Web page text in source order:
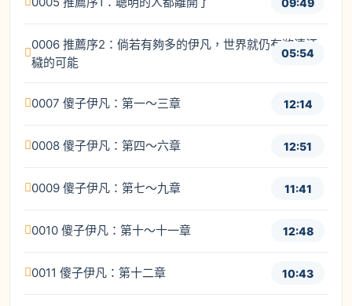
09:49
0006 推薦序2：倘若有夠多的伊凡，世界就仍有滌清汙
穢的可能
05:54
0007 傻子伊凡：第一～三章 12:14
0008 傻子伊凡：第四～六章 12:51
0009 傻子伊凡：第七～九章 11:41
0010 傻子伊凡：第十～十一章 12:48
0011 傻子伊凡：第十二章 10:43